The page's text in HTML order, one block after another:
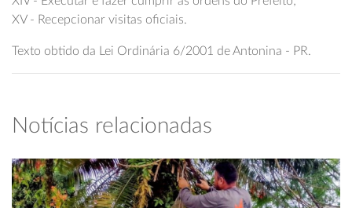
XV - Recepcionar visitas oficiais.
Texto obtido da Lei Ordinária 6/2001 de Antonina - PR.
Notícias relacionadas